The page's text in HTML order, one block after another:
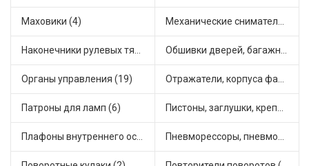
Маховики (4) Механические сниматели (1)
Наконечники рулевых тяг (30) Обшивки дверей, багажника, потолков, накладки салона (36)
Органы управления (19) Отражатели, корпуса фар и фонарей (1)
Патроны для ламп (6) Пистоны, заглушки, крепежные элементы (12)
Плафоны внутреннего освещения (1) Пневморессоры, пневмоподушки (1)